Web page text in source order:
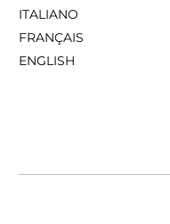
ITALIANO
FRANÇAIS
ENGLISH